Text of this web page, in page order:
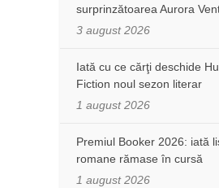
surprinzătoarea Aurora
3 august 2026
Iată cu ce cărţi deschide
Fiction noul sezon literar
1 august 2026
Premiul Booker 2026: iată
romane rămase în cursă
1 august 2026